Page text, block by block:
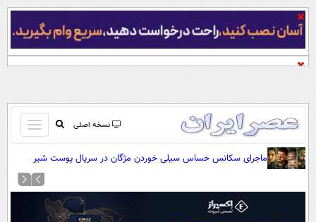
نسخه اصلی
باز
و
بسته
کردن
صفحه اول
آرشیو
ماجرای سکانس حساس سیلی خوردن مژگان در سریال پوست شیر